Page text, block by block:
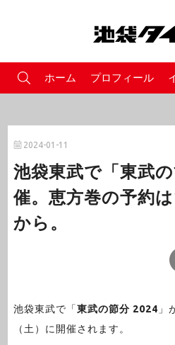
ホーム プロフィール
2024-01-11
池袋東武で「東武
催。恵方巻の予約は
から。
池袋東武で「東武の節分 2024 」
（土）に開催されます。